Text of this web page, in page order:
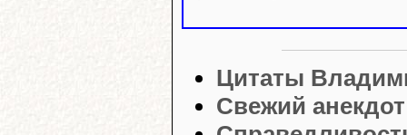
Цитаты
Свежий анекдот